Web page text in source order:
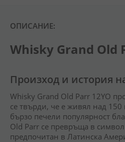
ОПИСАНИЕ:
Whisky Grand Old
Произход и история
Whisky Grand Old Parr 12YO
се твърди, че е живял над 150
бързо печели популярност
Old Parr се превръща в
предпочитан в Латинска